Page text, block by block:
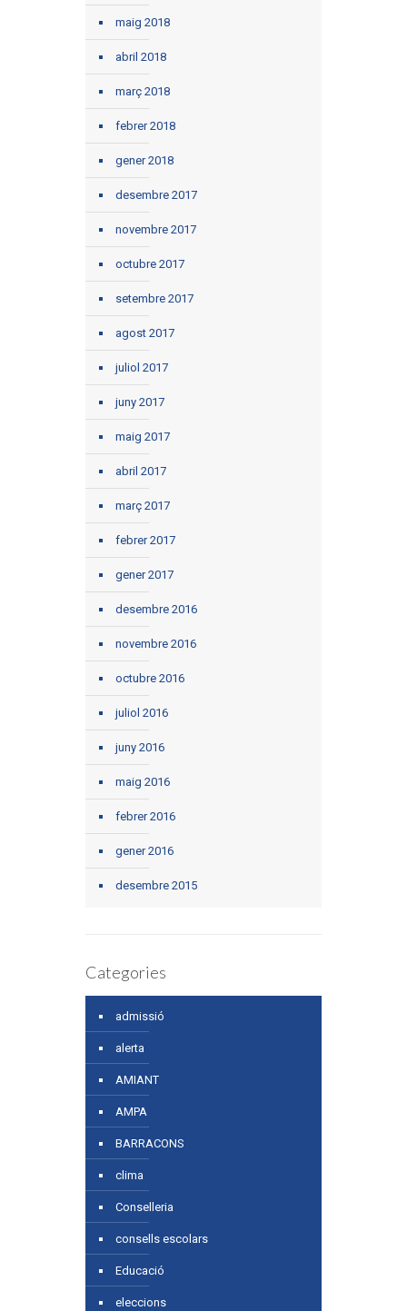
maig 2018
abril 2018
març 2018
febrer 2018
gener 2018
desembre 2017
novembre 2017
octubre 2017
setembre 2017
agost 2017
juliol 2017
juny 2017
maig 2017
abril 2017
març 2017
febrer 2017
gener 2017
desembre 2016
novembre 2016
octubre 2016
juliol 2016
juny 2016
maig 2016
febrer 2016
gener 2016
desembre 2015
Categories
admissió
alerta
AMIANT
AMPA
BARRACONS
clima
Conselleria
consells escolars
Educació
eleccions